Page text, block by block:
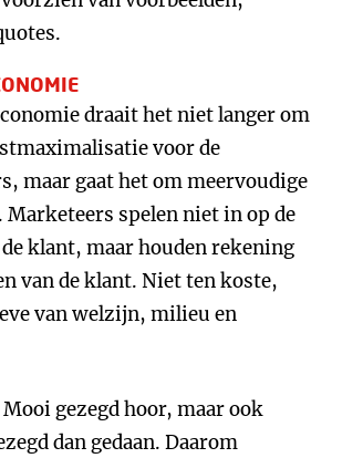
draait het niet langer om
voor de
maar gaat het om meervoudige
Marketeers spelen niet in op de
klant, maar houden rekening
van de klant. Niet ten koste,
van welzijn, milieu en
gezegd hoor, maar ook
dan gedaan. Daarom